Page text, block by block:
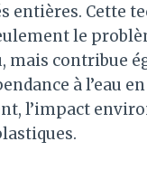
entières. Cette
le
mais contribue
à l’eau
l’impact